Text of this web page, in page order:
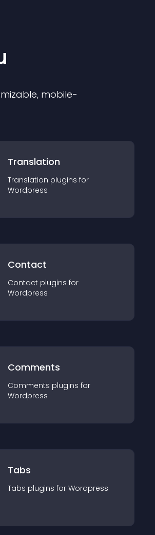
mobile-
Translation
Translation plugins for
Wordpress
Contact
Contact plugins for
Wordpress
Comments
Comments plugins for
Wordpress
Tabs
Tabs plugins for Wordpress